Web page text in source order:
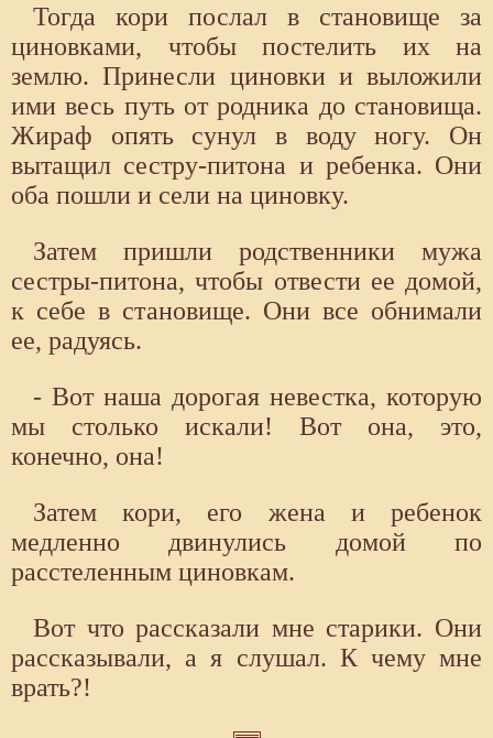
Тогда кори послал в становище за
циновками, чтобы постелить их на
землю. Принесли циновки и выложили
ими весь путь от родника до становища.
Жираф опять сунул в воду ногу. Он
вытащил сестру-питона и ребенка. Они
оба пошли и сели на циновку.
Затем пришли родственники мужа
сестры-питона, чтобы отвести ее домой,
к себе в становище. Они все обнимали
ее, радуясь.
- Вот наша дорогая невестка, которую
мы столько искали! Вот она, это,
конечно, она!
Затем кори, его жена и ребенок
медленно двинулись домой по
расстеленным циновкам.
Вот что рассказали мне старики. Они
рассказывали, а я слушал. К чему мне
врать?!